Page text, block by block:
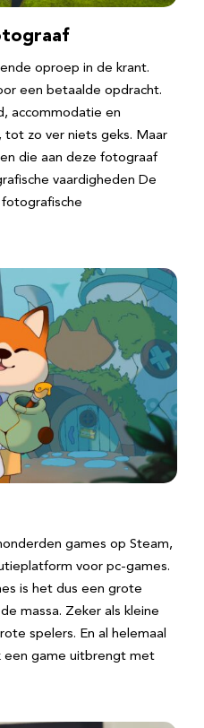
oproep in de krant.
een betaalde opdracht.
accommodatie en
tot zo ver niets geks. Maar
die aan deze fotograaf
vaardigheden De
games op Steam,
voor pc-games.
is het dus een grote
massa. Zeker als kleine
spelers. En al helemaal
een game uitbrengt met